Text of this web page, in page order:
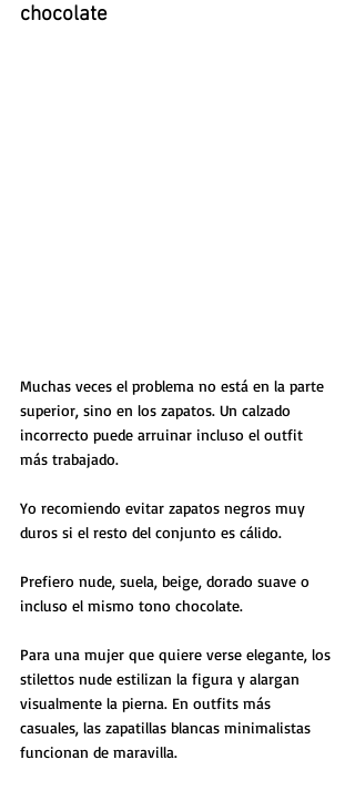
chocolate
Muchas veces el problema no está en la parte
superior, sino en los zapatos. Un calzado
incorrecto puede arruinar incluso el outfit
más trabajado.
Yo recomiendo evitar zapatos negros muy
duros si el resto del conjunto es cálido.
Prefiero nude, suela, beige, dorado suave o
incluso el mismo tono chocolate.
Para una mujer que quiere verse elegante, los
stilettos nude estilizan la figura y alargan
visualmente la pierna. En outfits más
casuales, las zapatillas blancas minimalistas
funcionan de maravilla.